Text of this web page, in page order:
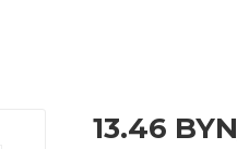
13.46 BYN